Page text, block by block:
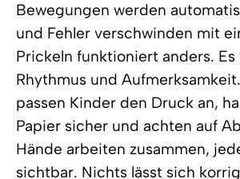
Bewegungen werden
und Fehler verschwinden mit
Prickeln funktioniert anders. Es
Rhythmus und
passen Kinder den Druck an,
Papier sicher und achten auf
Hände arbeiten zusammen,
sichtbar. Nichts lässt sich